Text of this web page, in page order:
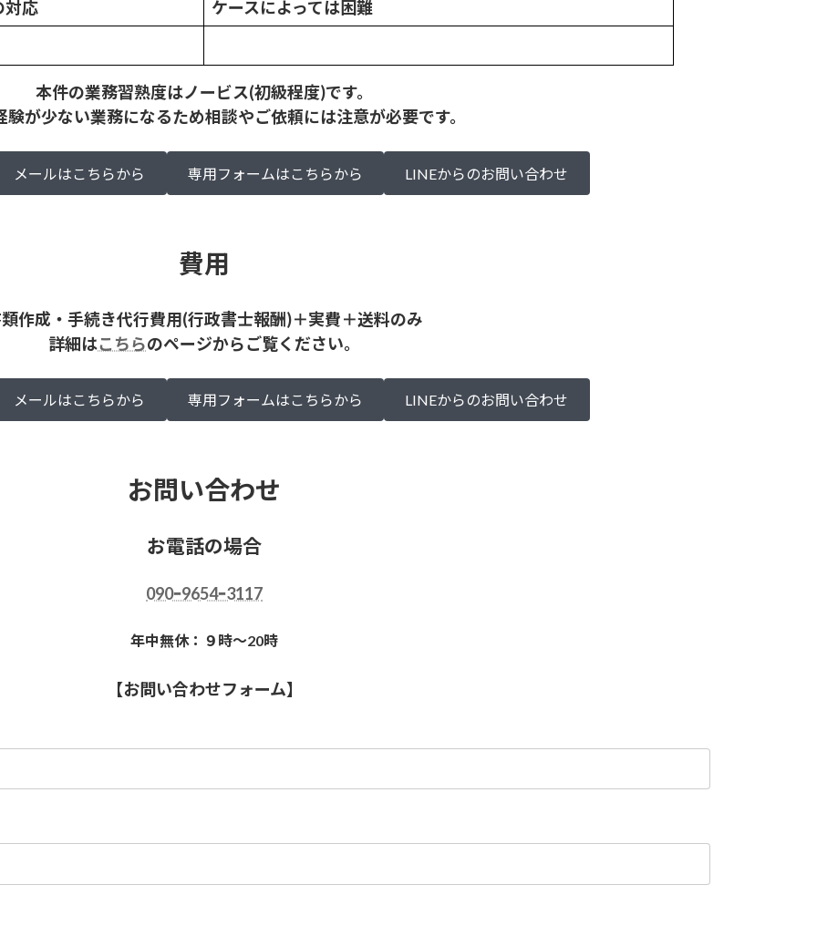
対応
ケースによっては困難
本件の業務習熟度はノービス(初級程度)です。
験が少ない業務になるため相談やご依頼には注意が必要です。
メールはこちらから 専用フォームはこちらから LINEからのお問い合わせ
費用
作成・手続き代行費用(行政書士報酬)＋実費＋送料のみ
詳細はこちらのページからご覧ください。
メールはこちらから 専用フォームはこちらから LINEからのお問い合わせ
お問い合わせ
お電話の場合
090ｰ9654ｰ3117
年中無休：９時～20時
【お問い合わせフォーム】